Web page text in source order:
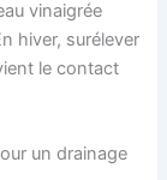
vinaigrée
hiver, surélever
le contact
un drainage